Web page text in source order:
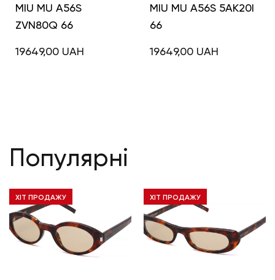
MIU MU A56S
ZVN80Q 66
19649,00 UAH
MIU MU A56S 5AK20I
66
19649,00 UAH
Популярні
ХІТ ПРОДАЖУ ХІТ ПРОДАЖУ